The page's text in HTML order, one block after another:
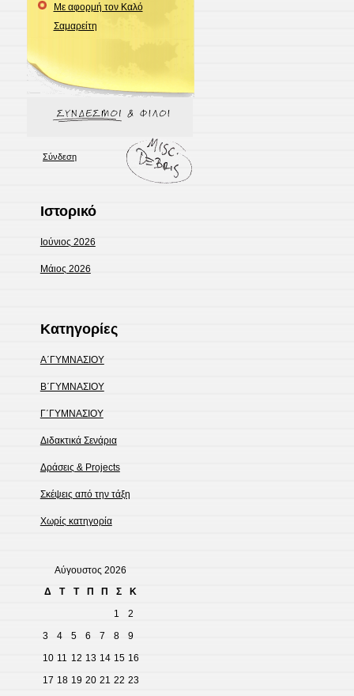
Με αφορμή τον Καλό
Σαμαρείτη
Σύνδεση
Ιστορικό
Ιούνιος 2026
Μάιος 2026
Kατηγορίες
Α΄ΓΥΜΝΑΣΙΟΥ
Β΄ΓΥΜΝΑΣΙΟΥ
Γ΄ΓΥΜΝΑΣΙΟΥ
Διδακτικά Σενάρια
Δράσεις & Projects
Σκέψεις από την τάξη
Χωρίς κατηγορία
Αύγουστος 2026
Δ
Τ Τ Π Π Σ
Κ
1
2
3
4 5 6 7 8
9
10 11 12 13 14 15 16
17 18 19 20 21 22 23